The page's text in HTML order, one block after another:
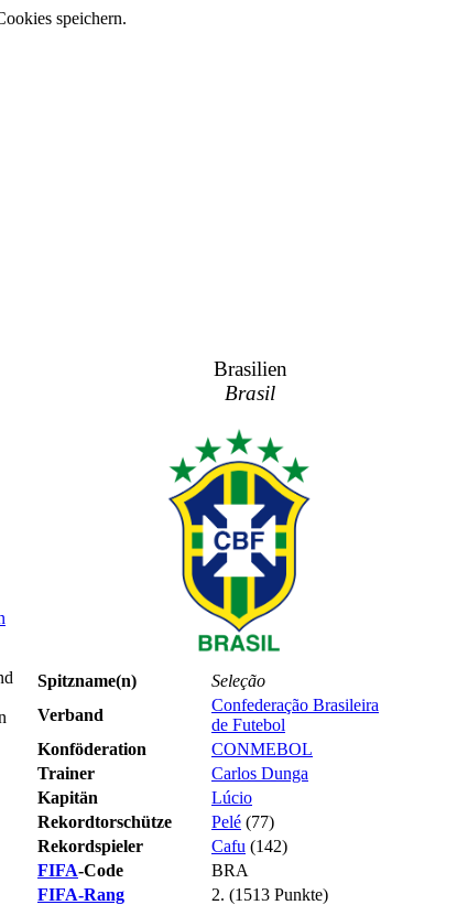
speichern.
Brasilien
Brasil
Spitzname(n)
Seleção
Verband
Confederação Brasileira
de Futebol
Konföderation
CONMEBOL
Trainer
Carlos Dunga
Kapitän
Lúcio
Rekordtorschütze
Pelé (77)
Rekordspieler
Cafu (142)
FIFA-Code
BRA
FIFA-Rang
2. (1513 Punkte)